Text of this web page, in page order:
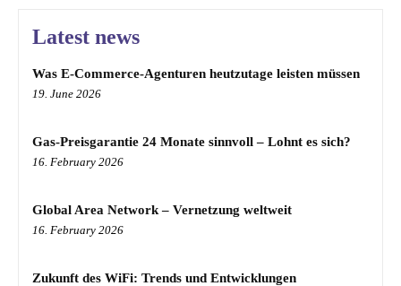
Latest news
Was E-Commerce-Agenturen heutzutage leisten müssen
19. June 2026
Gas-Preisgarantie 24 Monate sinnvoll – Lohnt es sich?
16. February 2026
Global Area Network – Vernetzung weltweit
16. February 2026
Zukunft des WiFi: Trends und Entwicklungen